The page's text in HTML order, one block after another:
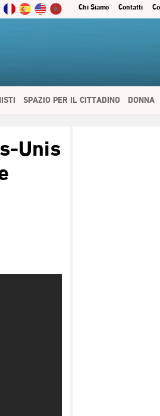
Contatti
Chi Siamo
SPAZIO PER IL CITTADINO DONNA
Unis